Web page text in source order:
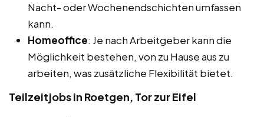
Nacht- oder Wochenendschichten umfassen
kann.
Homeoffice: Je nach Arbeitgeber kann die
Möglichkeit bestehen, von zu Hause aus zu
arbeiten, was zusätzliche Flexibilität bietet.
Teilzeitjobs in Roetgen, Tor zur Eifel